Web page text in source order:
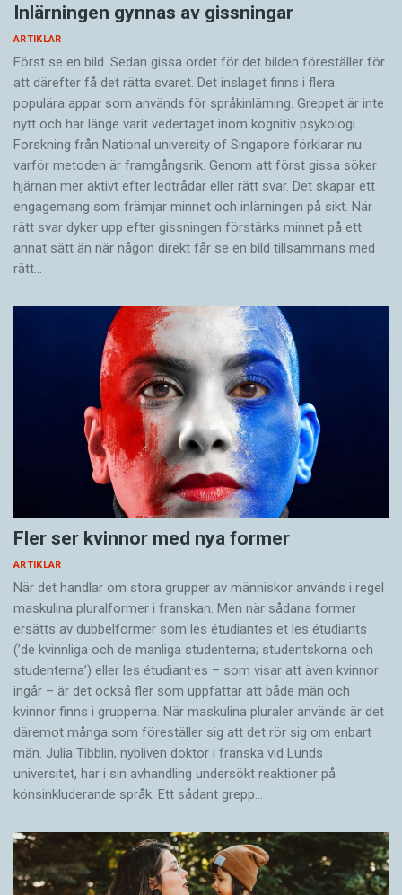
Inlärningen gynnas av gissningar
ARTIKLAR
Först se en bild. Sedan gissa ordet för det bilden föreställer för
att därefter få det rätta svaret. Det inslaget finns i flera
populära appar som används för språkinlärning. Greppet är inte
nytt och har länge varit vedertaget inom kognitiv psykologi.
Forskning från National university of Singa­pore förklarar nu
varför metoden är framgångsrik. Genom att först gissa ­söker
hjärnan mer aktivt ­efter ledtrådar eller rätt svar. Det skapar ett
engagemang som främjar minnet och inlärningen på sikt. När
rätt svar dyker upp efter gissningen förstärks minnet på ett
annat sätt än när någon direkt får se en bild tillsammans med
rätt…
Fler ser kvinnor med nya former
ARTIKLAR
När det handlar om stora grupper av människor används i regel
maskulina pluralformer i franskan. Men när sådana ­former
ersätts av dubbel­former som les étudiantes et les étudiants
(’de kvinnliga och de manliga studenterna; studentskorna och
studenterna’) eller les étudiant·es – som visar att även kvinnor
ingår – är det också fler som uppfattar att både män och
kvinnor finns i grupperna. När maskulina pluraler används är det
där­emot många som föreställer sig att det rör sig om enbart
män. Julia Tibblin, nybliven doktor i franska vid Lunds
universitet, har i sin avhandling undersökt reaktioner på
könsinkluderande språk. Ett sådant grepp…